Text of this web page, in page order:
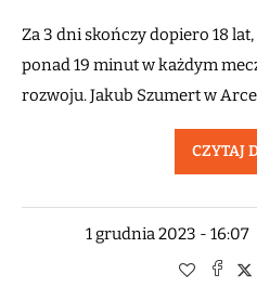
Za 3 dni skończy dopiero 18
ponad 19 minut w każdym
rozwoju. Jakub Szumert w
CZYTAJ
1 grudnia 2023 - 16:07